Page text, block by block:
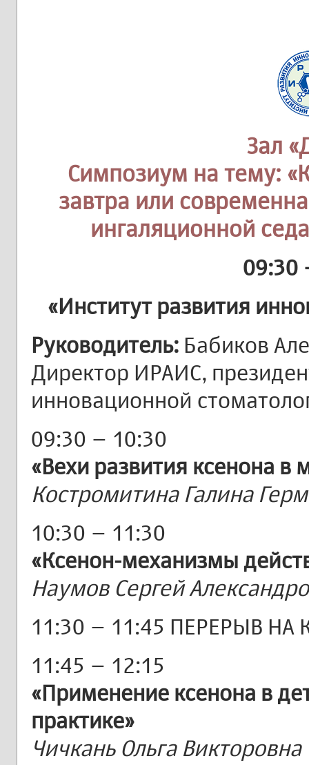
Зал
Симпозиум на тему:
завтра или
ингаляционной
09:30
«Институт развития
Руководитель: Бабиков
Директор ИРАИС,
инновационной
09:30 – 10:30
«Вехи развития ксенона в
Костромитина Галина
10:30 – 11:30
«Ксенон-механизмы
Наумов Сергей
11:30 – 11:45 ПЕРЕРЫВ НА
11:45 – 12:15
«Применение ксенона в
практике»
Чичкань Ольга Викторовна